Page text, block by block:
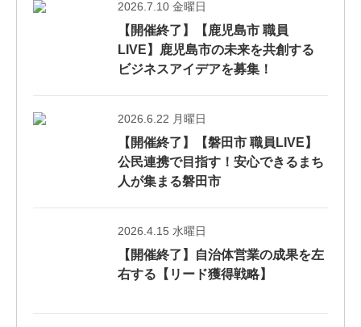
2026.7.10 金曜日
【開催終了】【鹿児島市 職員
LIVE】鹿児島市の未来を共創する
ビジネスアイデアを募集！
2026.6.22 月曜日
【開催終了】【磐田市 職員LIVE】
公民連携で目指す！安心できるまち
人が集まる磐田市
2026.4.15 水曜日
【開催終了】自治体営業の成果を左
右する【リード獲得戦略】